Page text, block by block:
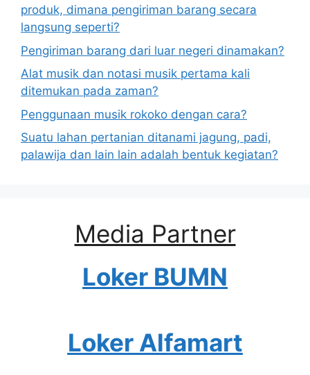
produk, dimana pengiriman barang secara
langsung seperti?
Pengiriman barang dari luar negeri dinamakan?
Alat musik dan notasi musik pertama kali
ditemukan pada zaman?
Penggunaan musik rokoko dengan cara?
Suatu lahan pertanian ditanami jagung, padi,
palawija dan lain lain adalah bentuk kegiatan?
Media Partner
Loker BUMN
Loker Alfamart